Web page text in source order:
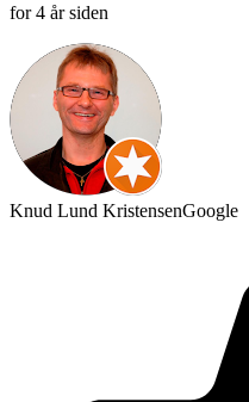
for 4 år siden
Knud Lund KristensenGoogle